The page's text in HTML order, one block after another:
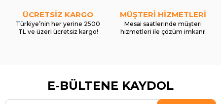
ÜCRETSİZ KARGO
Türkiye’nin her yerine 2500
TL ve üzeri ücretsiz kargo!
MÜŞTERİ HİZMETLERİ
Mesai saatlerinde müşteri
hizmetleri ile çözüm imkanı!
E-BÜLTENE KAYDOL